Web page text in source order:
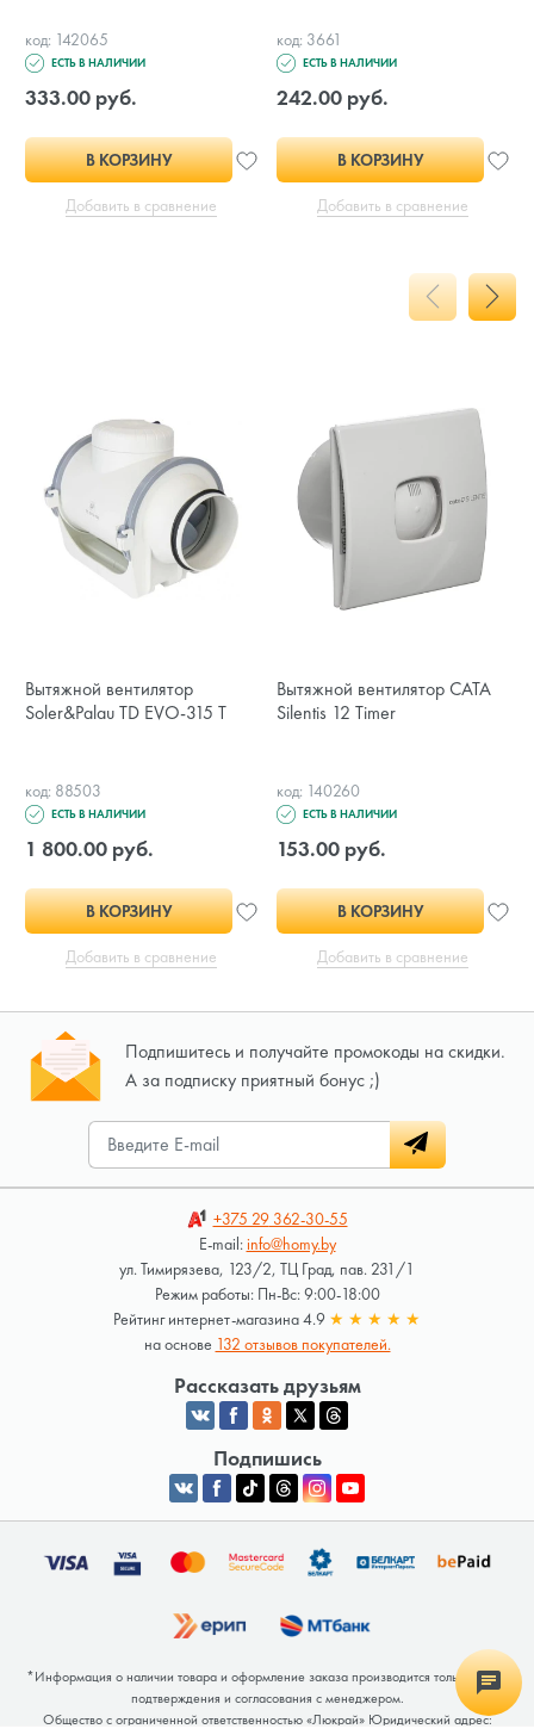
код: 142065
ЕСТЬ В НАЛИЧИИ
333.00 руб.
В КОРЗИНУ
Добавить в сравнение
код: 3661
ЕСТЬ В НАЛИЧИИ
242.00 руб.
В КОРЗИНУ
Добавить в сравнение
Вытяжной вентилятор
Soler&Palau TD EVO-315 T
код: 88503
ЕСТЬ В НАЛИЧИИ
1 800.00 руб.
В КОРЗИНУ
Добавить в сравнение
Вытяжной вентилятор CATA
Silentis 12 Timer
код: 140260
ЕСТЬ В НАЛИЧИИ
153.00 руб.
В КОРЗИНУ
Добавить в сравнение
Подпишитесь и получайте промокоды на скидки.
А за подписку приятный бонус ;)
+375 29362-30-55
E-mail:info@homy.by
ул. Тимирязева, 123/2, ТЦ Град, пав. 231/1
Режим работы: Пн-Вс: 9:00-18:00
Рейтинг интернет-магазина 4.9 ★ ★ ★ ★ ★
на основе 132 отзывов покупателей.
Рассказать друзьям
Подпишись
*Информация о наличии товара и оформление заказа производится только после
подтверждения и согласования с менеджером.
Общество с ограниченной ответственностью «Люкрай» Юридический адрес: